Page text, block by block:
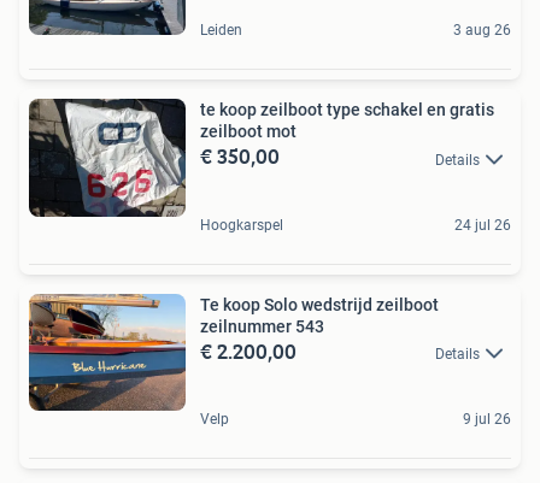
Leiden 3 aug 26
te koop zeilboot type schakel en gratis
zeilboot mot
€ 350,00 Details
Hoogkarspel 24 jul 26
Te koop Solo wedstrijd zeilboot
zeilnummer 543
€ 2.200,00 Details
Velp 9 jul 26